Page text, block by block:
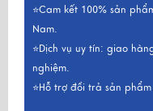
⭐Cam kết 100% sản
Nam.
⭐Dịch vụ uy tín: giao
nghiệm.
⭐Hỗ trợ đổi trả sản